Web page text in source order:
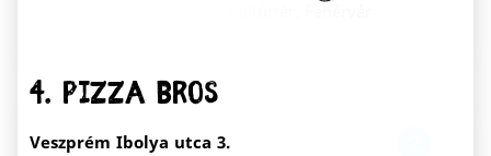
4. Pizza Bros
Veszprém Ibolya utca 3.